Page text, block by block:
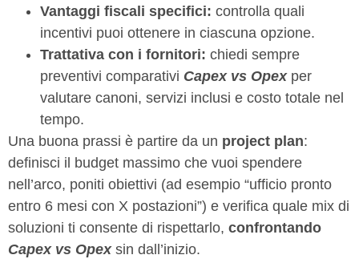
Vantaggi fiscali specifici: controlla quali
incentivi puoi ottenere in ciascuna opzione.
Trattativa con i fornitori: chiedi sempre
preventivi comparativi Capex vs Opexper
valutare canoni, servizi inclusi e costo totale nel
tempo.
Una buona prassi è partire da un project plan:
definisci il budget massimo che vuoi spendere
nell’arco, poniti obiettivi (ad esempio “ufficio pronto
entro 6 mesi con X postazioni”) e verifica quale mix di
soluzioni ti consente di rispettarlo, confrontando
Capex vs Opexsin dall’inizio.